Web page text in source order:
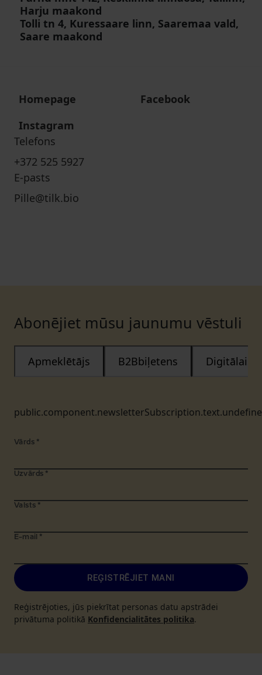
Harju maakond
Tolli tn 4, Kuressaare linn, Saaremaa vald,
Saare maakond
Homepage
Facebook
Instagram
Telefons
+372 525 5927
E-pasts
Pille@tilk.bio
Abonējiet mūsu jaunumu vēstuli
Apmeklētājs B2Bbiļetens Digitālais
Vārds *
Uzvārds *
Valsts *
E-mail *
REĢISTRĒJIET MANI
Reģistrējoties, jūs piekrītat personas datu apstrādei
privātuma politikā Konfidencialitātes politika.